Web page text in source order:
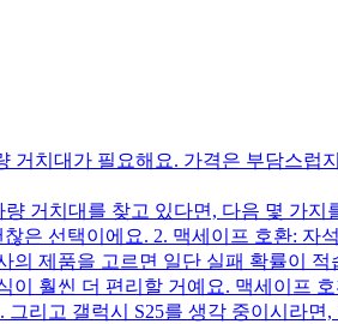
치대가 필요해요. 가격은 부담스럽
거치대를 찾고 있다면, 다음 몇 가지
은 선택이에요. 2. 맥세이프 호환: 자
제품을 고르면 일단 실패 확률이 적
훨씬 더 편리할 거예요. 맥세이프
리고 갤럭시 S25를 생각 중이시라면